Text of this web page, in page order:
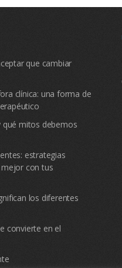
que cambiar
clínica: una forma de
qué mitos debemos
estrategias
con tus
los diferentes
convierte en el